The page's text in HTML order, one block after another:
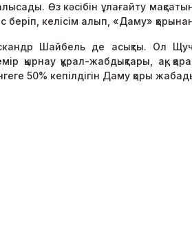
Өз кәсібін ұлағайту
келісім алып, «Даму»
Шайбель де асықты. Ол
қырнау құрал-жабдықтары, ақ,
50% кепілдігін Даму қоры